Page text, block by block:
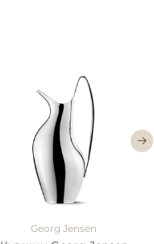
Georg Jensen